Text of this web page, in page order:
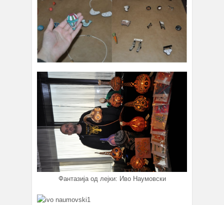
Фантазија од лејки: Иво Наумовски